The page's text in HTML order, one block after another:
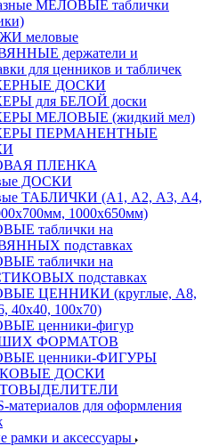
МЕЛОВЫЕ таблички
меловые
держатели и
для ценников и табличек
ДОСКИ
для БЕЛОЙ доски
МЕЛОВЫЕ (жидкий мел)
ПЕРМАНЕНТНЫЕ
ПЛЕНКА
ДОСКИ
ТАБЛИЧКИ (А1, А2, А3, А4,
1000х650мм)
таблички на
подставках
таблички на
подставках
ЦЕННИКИ (круглые, А8,
40х40, 100х70)
ценники-фигур
ФОРМАТОВ
ценники-ФИГУРЫ
ДОСКИ
материалов для оформления
рамки и аксессуары